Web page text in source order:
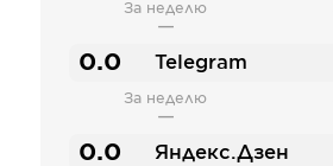
За неделю
—
0.0 Telegram
За неделю
—
0.0 Яндекс.Дзен